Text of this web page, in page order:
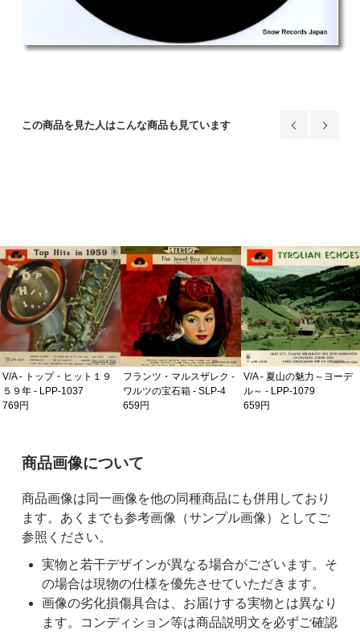
この商品を見た人はこんな商品も見ています
V/A - トップ・ヒット１９
５９年 - LPP-1037
769円
フランツ・マルスザレク -
ワルツの宝石箱 - SLP-4
659円
V/A - 夏山の魅力～ヨーデ
ル～ - LPP-1079
659円
ご購入前の注意事項
商品画像について
商品画像は同一画像を他の同種商品にも併用しており
ます。あくまでも参考画像（サンプル画像）としてご
参照ください。
実物と若干デザインが異なる場合がございます。そ
の場合は現物の仕様を優先させていただきます。
画像の劣化損傷具合は、お届けする実物とは異なり
ます。コンディション等は商品説明文を必ずご確認